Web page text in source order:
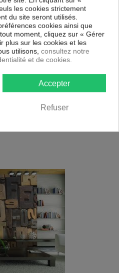
gratuite
les cookies strictement
du site seront utilisés.
cookies ainsi que
moment, cliquez sur « Gérer
plus sur les cookies et les
utilisons, consultez notre
et de cookies.
Accepter
Refuser